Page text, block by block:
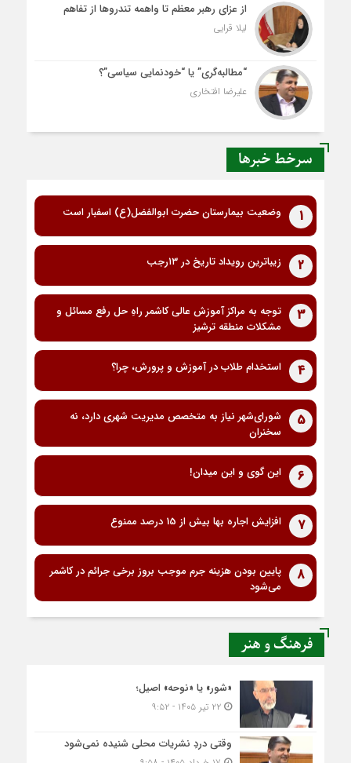
از عزای رهبر معظم تا واهمه تندروها از تفاهم
لیلا قرایی
“مطالبه‌گری” یا “خودنمایی سیاسی”؟
علیرضا افتخاری
سرخط خبرها
1 وضعیت بیمارستان حضرت ابوالفضل(ع) اسفبار است
2 زیباترین رویداد تاریخ در ۱۳رجب
3
توجه به مراکز آموزش عالی کاشمر راهِ حل رفع مسائل و
مشکلات منطقه ترشیز
4 استخدام طلاب در آموزش و پرورش، چرا؟
5
شورای‌شهر نیاز به متخصص مدیریت شهری دارد، نه
سخنران
6 این گوی و این میدان!
7 افزایش اجاره بها بیش از 15 درصد ممنوع
8
پایین بودن هزینه جرم موجب بروز برخی جرائم در کاشمر
می‌شود
فرهنگ و هنر
«شور» یا «نوحه» اصیل؛
۲۲ تیر ۱۴۰۵ - ۹:۵۲
وقتی دردِ نشریات محلی شنیده نمی‌شود